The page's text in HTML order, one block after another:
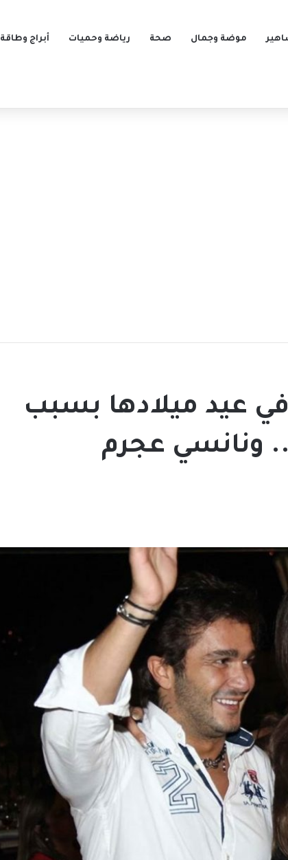
موضة وجمال صحة رياضة وحميات أبراج وطاقة
مادية صعبة
عيد ميلادها بسبب
ونانسي عجرم